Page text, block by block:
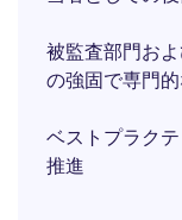
被監査部門お
の強固で専門
ベストプラク
推進